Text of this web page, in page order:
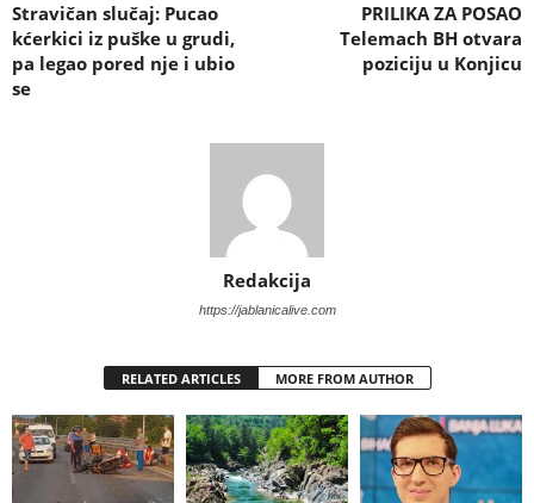
Stravičan slučaj: Pucao
kćerkici iz puške u grudi,
pa legao pored nje i ubio
se
PRILIKA ZA POSAO
Telemach BH otvara
poziciju u Konjicu
Redakcija
https://jablanicalive.com
RELATED ARTICLES MORE FROM AUTHOR